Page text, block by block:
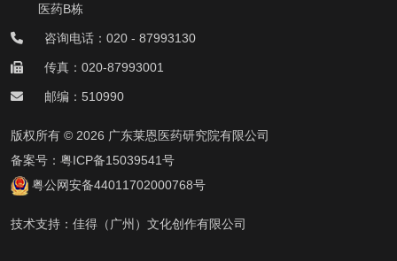
医药B栋
咨询电话：020 - 87993130
传真：020-87993001
邮编：510990
版权所有 © 2026 广东莱恩医药研究院有限公司
备案号： 粤ICP备15039541号
粤公网安备44011702000768号
技术支持： 佳得（广州）文化创作有限公司